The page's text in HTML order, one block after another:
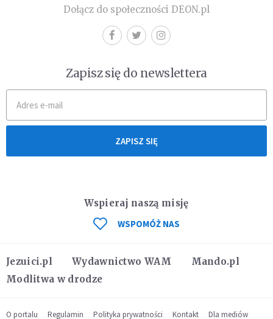
Dołącz do społeczności DEON.pl
Zapisz się do newslettera
ZAPISZ SIĘ
Jezuici.pl Wydawnictwo WAM
Mando.pl
Modlitwa w drodze
Wspieraj naszą misję
WSPOMÓŻ NAS
O portalu Regulamin Polityka prywatności Kontakt Dla mediów